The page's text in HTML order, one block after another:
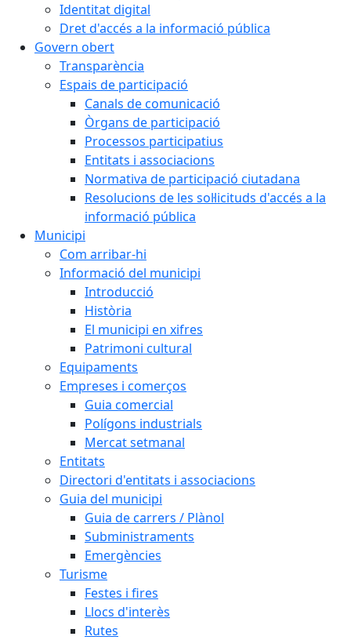
Identitat digital
Dret d'accés a la informació pública
Govern obert
Transparència
Espais de participació
Canals de comunicació
Òrgans de participació
Processos participatius
Entitats i associacions
Normativa de participació ciutadana
Resolucions de les sol·licituds d'accés a la
informació pública
Municipi
Com arribar-hi
Informació del municipi
Introducció
Història
El municipi en xifres
Patrimoni cultural
Equipaments
Empreses i comerços
Guia comercial
Polígons industrials
Mercat setmanal
Entitats
Directori d'entitats i associacions
Guia del municipi
Guia de carrers / Plànol
Subministraments
Emergències
Turisme
Festes i fires
Llocs d'interès
Rutes